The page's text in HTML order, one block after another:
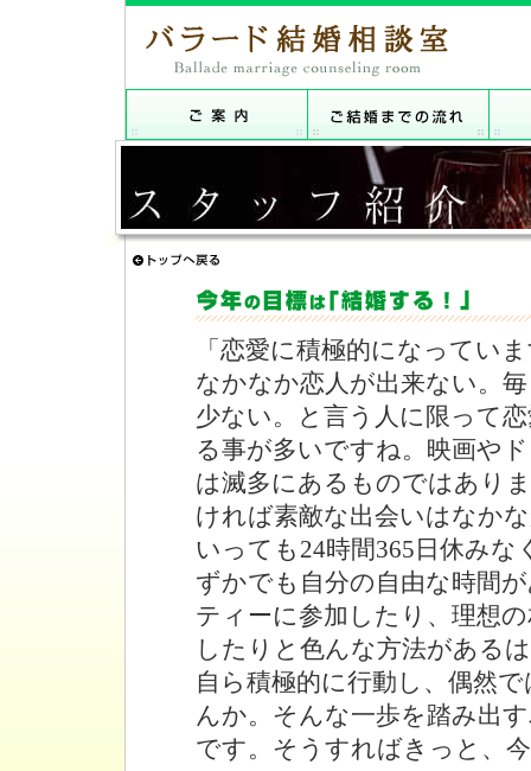
「恋愛に積極的になってい
なかなか恋人が出来ない。
少ない。と言う人に限って
る事が多いですね。映画や
は滅多にあるものではあり
ければ素敵な出会いはなか
いっても24時間365日休み
ずかでも自分の自由な時間
ティーに参加したり、理想
したりと色んな方法がある
自ら積極的に行動し、偶然
んか。そんな一歩を踏み出
です。そうすればきっと、